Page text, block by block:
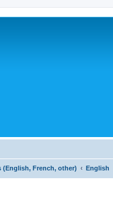
French, other) English